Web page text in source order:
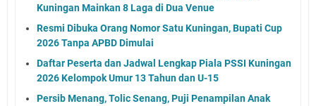
Kuningan Mainkan 8 Laga di Dua Venue
Resmi Dibuka Orang Nomor Satu Kuningan, Bupati Cup
2026 Tanpa APBD Dimulai
Daftar Peserta dan Jadwal Lengkap Piala PSSI Kuningan
2026 Kelompok Umur 13 Tahun dan U-15
Persib Menang, Tolic Senang, Puji Penampilan Anak